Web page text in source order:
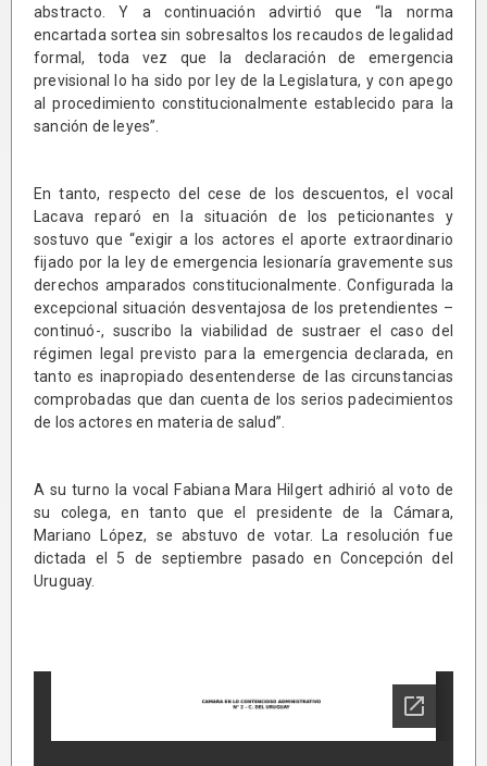
abstracto. Y a continuación advirtió que “la norma
encartada sortea sin sobresaltos los recaudos de legalidad
formal, toda vez que la declaración de emergencia
previsional lo ha sido por ley de la Legislatura, y con apego
al procedimiento constitucionalmente establecido para la
sanción de leyes”.
En tanto, respecto del cese de los descuentos, el vocal
Lacava reparó en la situación de los peticionantes y
sostuvo que “exigir a los actores el aporte extraordinario
fijado por la ley de emergencia lesionaría gravemente sus
derechos amparados constitucionalmente. Configurada la
excepcional situación desventajosa de los pretendientes –
continuó-, suscribo la viabilidad de sustraer el caso del
régimen legal previsto para la emergencia declarada, en
tanto es inapropiado desentenderse de las circunstancias
comprobadas que dan cuenta de los serios padecimientos
de los actores en materia de salud”.
A su turno la vocal Fabiana Mara Hilgert adhirió al voto de
su colega, en tanto que el presidente de la Cámara,
Mariano López, se abstuvo de votar. La resolución fue
dictada el 5 de septiembre pasado en Concepción del
Uruguay.